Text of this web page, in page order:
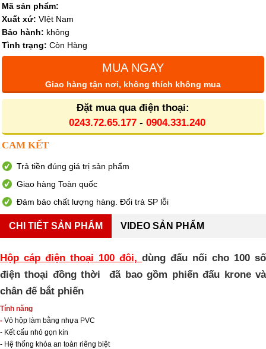
Mã sản phẩm:
Xuất xứ: VIệt Nam
Bảo hành: không
Tình trạng: Còn Hàng
MUA NGAY
Giao hàng tận nơi, không thích không mua
Đặt mua qua điện thoại:
0243.72.65.177- 0904.331.240
CAM KẾT
Trả tiền đúng giá trị sản phẩm
Giao hàng Toàn quốc
Đảm bảo chất lượng hàng. Đổi trả SP lỗi
CHI TIẾT SẢN PHẨM VIDEO SẢN PHẨM
Hộp cáp điện thoại 100 đôi, dùng đấu nối cho 100 số
điện thoại đồng thời đã bao gồm phiến đấu krone và
chân đế bắt phiến
Tính năng
- Vỏ hộp làm bằng nhựa PVC
- Kết cấu nhỏ gọn kín
- Hệ thống khóa an toàn riêng biệt